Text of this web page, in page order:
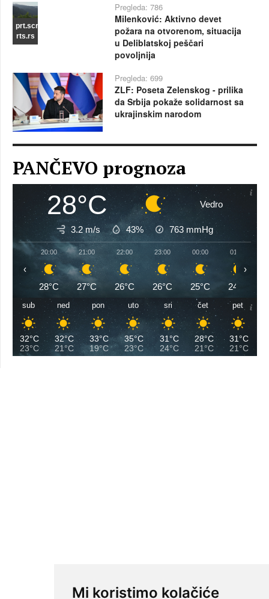
Mi koristimo kolačiće
prt.scr
rts.rs
Pregleda: 786
Milenković: Aktivno devet
požara na otvorenom, situacija
u Deliblatskoj peščari
povoljnija
Pregleda: 699
ZLF: Poseta Zelenskog - prilika
da Srbija pokaže solidarnost sa
ukrajinskim narodom
PANČEVO prognoza
28°C Vedro
3.2 m/s 43% 763 mmHg
20:00
28°C
21:00
27°C
22:00
26°C
23:00
26°C
00:00
25°C
01:00
24°C
‹ ›
sub
32°C
23°C
ned
32°C
21°C
pon
33°C
19°C
uto
35°C
23°C
sri
31°C
24°C
čet
28°C
21°C
pet
31°C
21°C